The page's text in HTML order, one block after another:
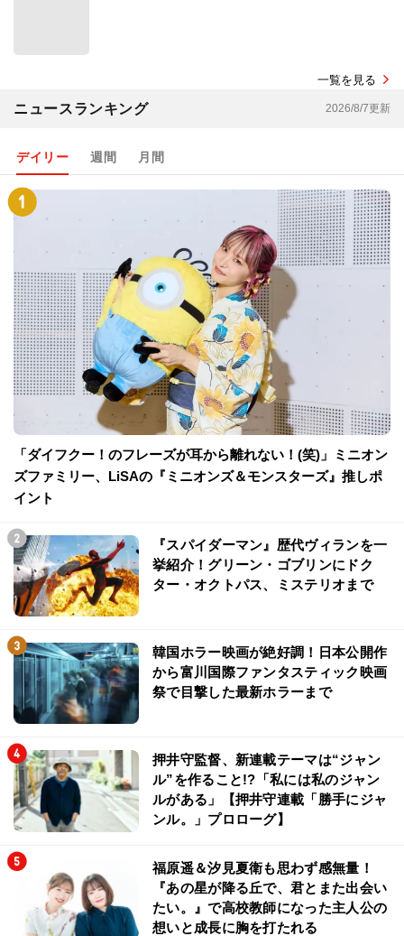
一覧を見る
ニュースランキング 2026/8/7更新
デイリー 週間 月間
「ダイフクー！のフレーズが耳から離れない！(笑)」ミニオン
ズファミリー、LiSAの『ミニオンズ＆モンスターズ』推しポ
イント
『スパイダーマン』歴代ヴィランを一
挙紹介！グリーン・ゴブリンにドク
ター・オクトパス、ミステリオまで
韓国ホラー映画が絶好調！日本公開作
から富川国際ファンタスティック映画
祭で目撃した最新ホラーまで
押井守監督、新連載テーマは“ジャン
ル”を作ること!?「私には私のジャン
ルがある」【押井守連載「勝手にジャ
ンル。」プロローグ】
福原遥＆汐見夏衛も思わず感無量！
『あの星が降る丘で、君とまた出会い
たい。』で高校教師になった主人公の
想いと成長に胸を打たれる